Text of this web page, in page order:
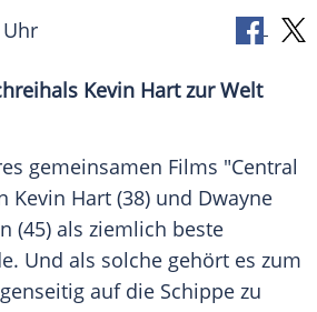
Uhr
Kevin Hartzur Welt
gemeinsamen Films "Central
Kevin Hart (38) und Dwayne
(45) als ziemlich beste
Und als solche gehört es zum
auf die Schippe zu